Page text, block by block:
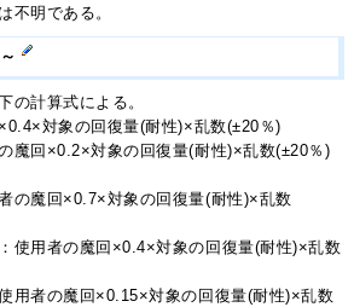
不明である。
の計算式による。
対象の回復量(耐性)×乱数(±20％)
魔回×0.2×対象の回復量(耐性)×乱数(±20％)
の魔回×0.7×対象の回復量(耐性)×乱数
使用者の魔回×0.4×対象の回復量(耐性)×乱数
用者の魔回×0.15×対象の回復量(耐性)×乱数